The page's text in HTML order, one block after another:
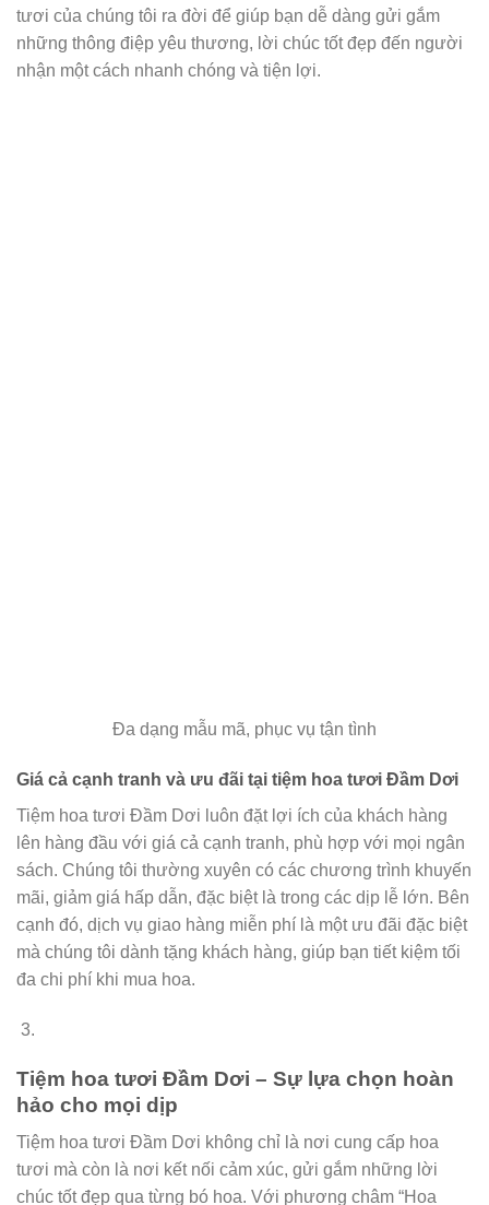
tươi của chúng tôi ra đời để giúp bạn dễ dàng gửi gắm
những thông điệp yêu thương, lời chúc tốt đẹp đến người
nhận một cách nhanh chóng và tiện lợi.
Đa dạng mẫu mã, phục vụ tận tình
Giá cả cạnh tranh và ưu đãi tại tiệm hoa tươi Đầm Dơi
Tiệm hoa tươi Đầm Dơi luôn đặt lợi ích của khách hàng
lên hàng đầu với giá cả cạnh tranh, phù hợp với mọi ngân
sách. Chúng tôi thường xuyên có các chương trình khuyến
mãi, giảm giá hấp dẫn, đặc biệt là trong các dịp lễ lớn. Bên
cạnh đó, dịch vụ giao hàng miễn phí là một ưu đãi đặc biệt
mà chúng tôi dành tặng khách hàng, giúp bạn tiết kiệm tối
đa chi phí khi mua hoa.
Tiệm hoa tươi Đầm Dơi – Sự lựa chọn hoàn
hảo cho mọi dịp
Tiệm hoa tươi Đầm Dơi không chỉ là nơi cung cấp hoa
tươi mà còn là nơi kết nối cảm xúc, gửi gắm những lời
chúc tốt đẹp qua từng bó hoa. Với phương châm “Hoa